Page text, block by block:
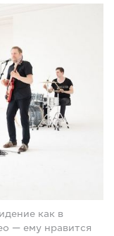
как в
— ему нравится